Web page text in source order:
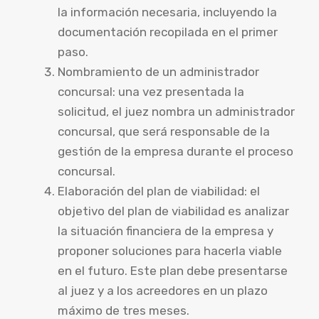
la información necesaria, incluyendo la
documentación recopilada en el primer
paso.
Nombramiento de un administrador
concursal: una vez presentada la
solicitud, el juez nombra un administrador
concursal, que será responsable de la
gestión de la empresa durante el proceso
concursal.
Elaboración del plan de viabilidad: el
objetivo del plan de viabilidad es analizar
la situación financiera de la empresa y
proponer soluciones para hacerla viable
en el futuro. Este plan debe presentarse
al juez y a los acreedores en un plazo
máximo de tres meses.